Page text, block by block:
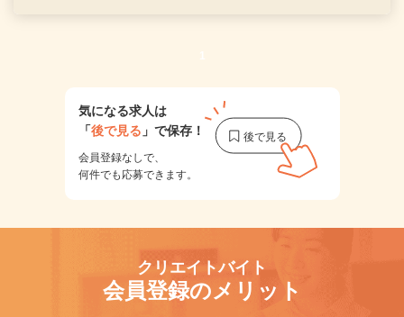
1
気になる求人は
「後で見る 」で保存！
会員登録なしで、
何件でも応募できます。
クリエイトバイト
会員登録のメリット